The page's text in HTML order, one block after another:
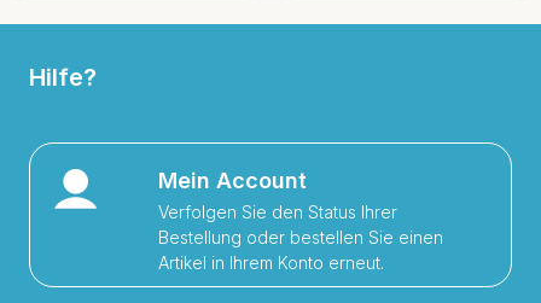
Hilfe?
Mein Account
Verfolgen Sie den Status Ihrer
Bestellung oder bestellen Sie einen
Artikel in Ihrem Konto erneut.